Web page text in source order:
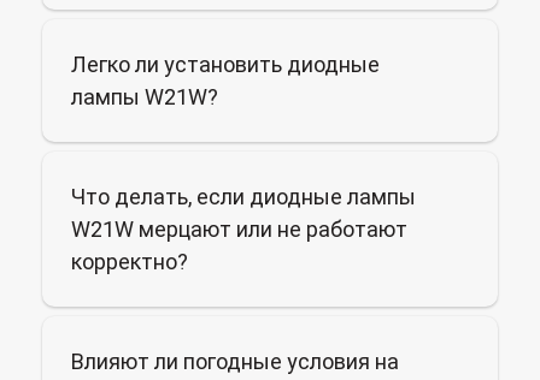
Легко ли установить диодные
лампы W21W?
Что делать, если диодные лампы
W21W мерцают или не работают
корректно?
Влияют ли погодные условия на